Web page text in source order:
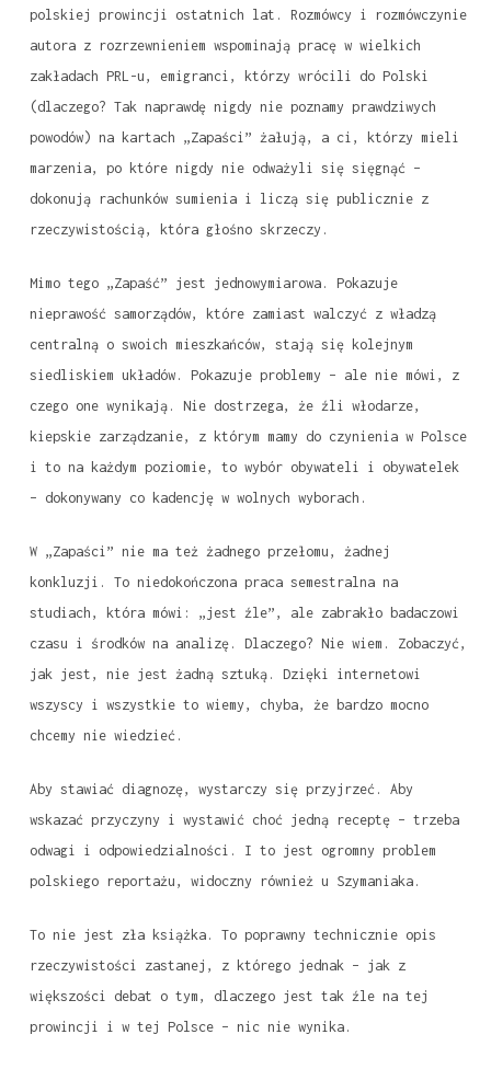
polskiej prowincji ostatnich lat. Rozmówcy i rozmówczynie
autora z rozrzewnieniem wspominają pracę w wielkich
zakładach PRL-u, emigranci, którzy wrócili do Polski
(dlaczego? Tak naprawdę nigdy nie poznamy prawdziwych
powodów) na kartach „Zapaści” żałują, a ci, którzy mieli
marzenia, po które nigdy nie odważyli się sięgnąć –
dokonują rachunków sumienia i liczą się publicznie z
rzeczywistością, która głośno skrzeczy.
Mimo tego „Zapaść” jest jednowymiarowa. Pokazuje
nieprawość samorządów, które zamiast walczyć z władzą
centralną o swoich mieszkańców, stają się kolejnym
siedliskiem układów. Pokazuje problemy – ale nie mówi, z
czego one wynikają. Nie dostrzega, że źli włodarze,
kiepskie zarządzanie, z którym mamy do czynienia w Polsce
i to na każdym poziomie, to wybór obywateli i obywatelek
– dokonywany co kadencję w wolnych wyborach.
W „Zapaści” nie ma też żadnego przełomu, żadnej
konkluzji. To niedokończona praca semestralna na
studiach, która mówi: „jest źle”, ale zabrakło badaczowi
czasu i środków na analizę. Dlaczego? Nie wiem. Zobaczyć,
jak jest, nie jest żadną sztuką. Dzięki internetowi
wszyscy i wszystkie to wiemy, chyba, że bardzo mocno
chcemy nie wiedzieć.
Aby stawiać diagnozę, wystarczy się przyjrzeć. Aby
wskazać przyczyny i wystawić choć jedną receptę – trzeba
odwagi i odpowiedzialności. I to jest ogromny problem
polskiego reportażu, widoczny również u Szymaniaka.
To nie jest zła książka. To poprawny technicznie opis
rzeczywistości zastanej, z którego jednak – jak z
większości debat o tym, dlaczego jest tak źle na tej
prowincji i w tej Polsce – nic nie wynika.